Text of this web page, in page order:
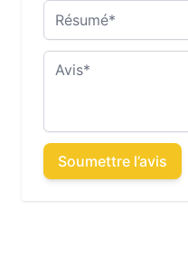
Résumé
Avis
Soumettre l’avis